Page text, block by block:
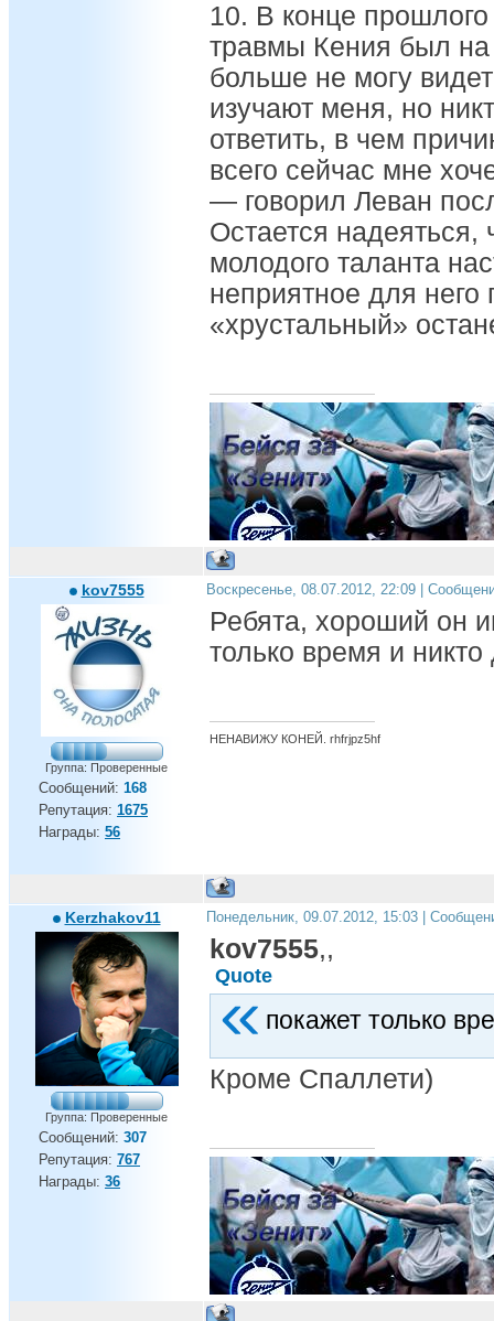
10. В конце
травмы Кения был на
больше не могу
изучают меня, но
ответить, в чем
всего сейчас мне
— говорил Леван
Остается надеяться,
молодого таланта
неприятное для него
«хрустальный»
kov7555
Группа: Проверенные
Сообщений: 168
Репутация: 1675
Награды: 56
Воскресенье, 08.07.2012, 22:09 |
Ребята, хороший он
только время и никто
НЕНАВИЖУ КОНЕЙ. rhfrjpz5hf
Kerzhakov11
Группа: Проверенные
Сообщений: 307
Репутация: 767
Награды: 36
Понедельник, 09.07.2012, 15:03 |
kov7555,,
Quote
покажет только
Кроме Спаллети)